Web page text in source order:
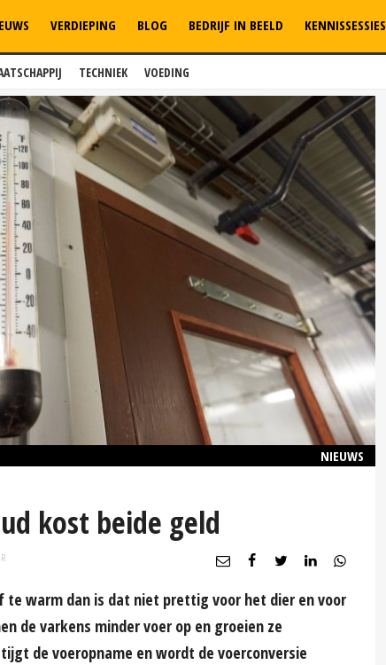
TECHNIEK VOEDING
VERDIEPING BLOG BEDRIJF IN BEELD KENNISSESSIES
NIEUWS
kost beide geld
te warm dan is dat niet prettig voor het dier en voor
de varkens minder voer op en groeien ze
de voeropname en wordt de voerconversie